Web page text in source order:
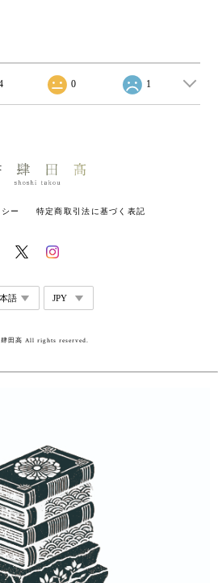
0 1
ー 特定商取引法に基づく表記
田高 All rights reserved.